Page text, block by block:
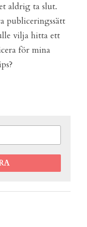
aldrig ta slut.
publiceringssätt
vilja hitta ett
för mina